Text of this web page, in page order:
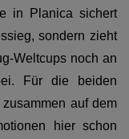
in Planica sichert
sondern zieht
Weltcups noch an
Für die beiden
auf dem
hier schon